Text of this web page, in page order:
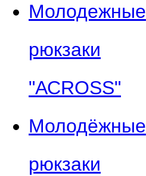
Молодежные
рюкзаки
"АСROSS"
Молодёжные
рюкзаки